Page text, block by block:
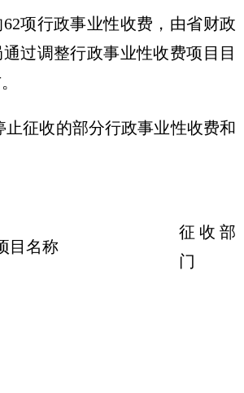
项行政事业性收费，由省财政
过调整行政事业性收费项目目
止征收的部分行政事业性收费和
目名称
征收部
门